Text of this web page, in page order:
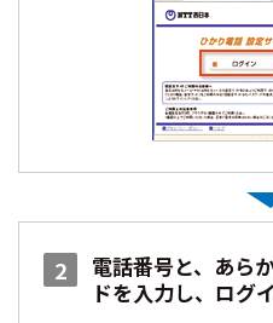
2
電話番号と、あら
ドを入力し、ログ